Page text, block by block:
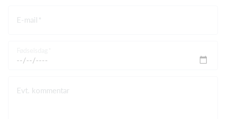
E-mail
Evt. kommentar